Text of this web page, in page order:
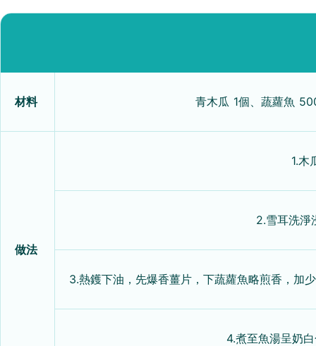
材料 青木瓜 1個、蔬蘿魚
做法
1.木
2.雪耳洗淨
3.熱鑊下油，先爆香薑片，下蔬蘿魚略煎香，加
4.煮至魚湯呈奶